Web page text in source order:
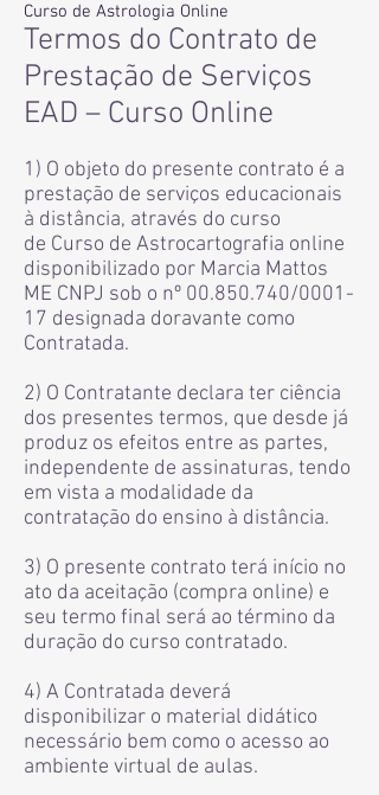
Curso de Astrologia Online
Termos do Contrato de
Prestação de Serviços
EAD – Curso Online
1) O objeto do presente contrato é a
prestação de serviços educacionais
à distância, através do curso
de Curso de Astrocartografia online
disponibilizado por Marcia Mattos
ME CNPJ sob o nº 00.850.740/0001-
17 designada doravante como
Contratada.
2) O Contratante declara ter ciência
dos presentes termos, que desde já
produz os efeitos entre as partes,
independente de assinaturas, tendo
em vista a modalidade da
contratação do ensino à distância.
3) O presente contrato terá início no
ato da aceitação (compra online) e
seu termo final será ao término da
duração do curso contratado.
4) A Contratada deverá
disponibilizar o material didático
necessário bem como o acesso ao
ambiente virtual de aulas.